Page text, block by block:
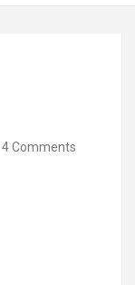
4 Comments